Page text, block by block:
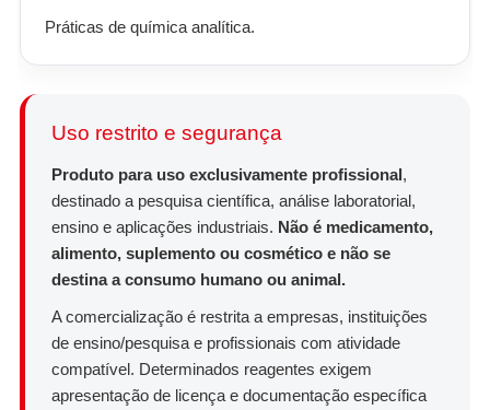
Práticas de química analítica.
Uso restrito e segurança
Produto para uso exclusivamente profissional,
destinado a pesquisa científica, análise laboratorial,
ensino e aplicações industriais. Não é medicamento,
alimento, suplemento ou cosmético e não se
destina a consumo humano ou animal.
A comercialização é restrita a empresas, instituições
de ensino/pesquisa e profissionais com atividade
compatível. Determinados reagentes exigem
apresentação de licença e documentação específica